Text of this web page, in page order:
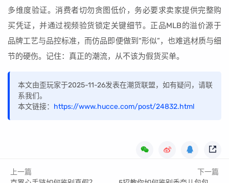
多维度验证。消费者切勿贪图低价，务必要求卖家提供完整购
买凭证，并通过视频验货锁定关键细节。正品MLB的溢价源于
品牌工艺与品控标准，而仿品即便做到“形似”，也难逃材质与细
节的硬伤。记住：真正的潮流，从不该为假货买单。
本文由歪玩家于2025-11-26发表在潮货联盟，如有疑问，请联
系我们。
本文链接： https://www.hucce.com/post/24832.html
上一篇
下一篇